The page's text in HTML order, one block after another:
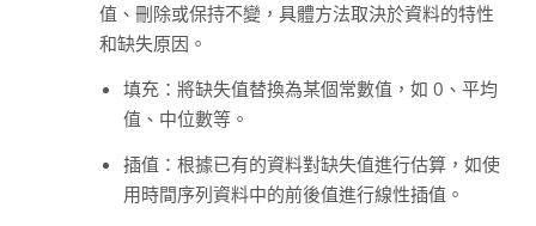
值、刪除或保持不變，具體方法取決於資料的特性
和缺失原因。
填充：將缺失值替換為某個常數值，如 0、平均
值、中位數等。
插值：根據已有的資料對缺失值進行估算，如使
用時間序列資料中的前後值進行線性插值。